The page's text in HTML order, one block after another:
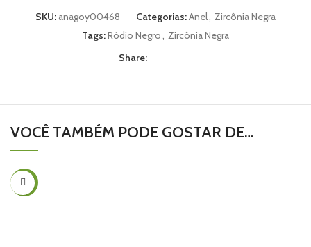
SKU: anagoy00468 Categorias:Anel, Zircônia Negra
Tags:Ródio Negro, Zircônia Negra
Share:
VOCÊ TAMBÉM PODE GOSTAR DE…
-45%